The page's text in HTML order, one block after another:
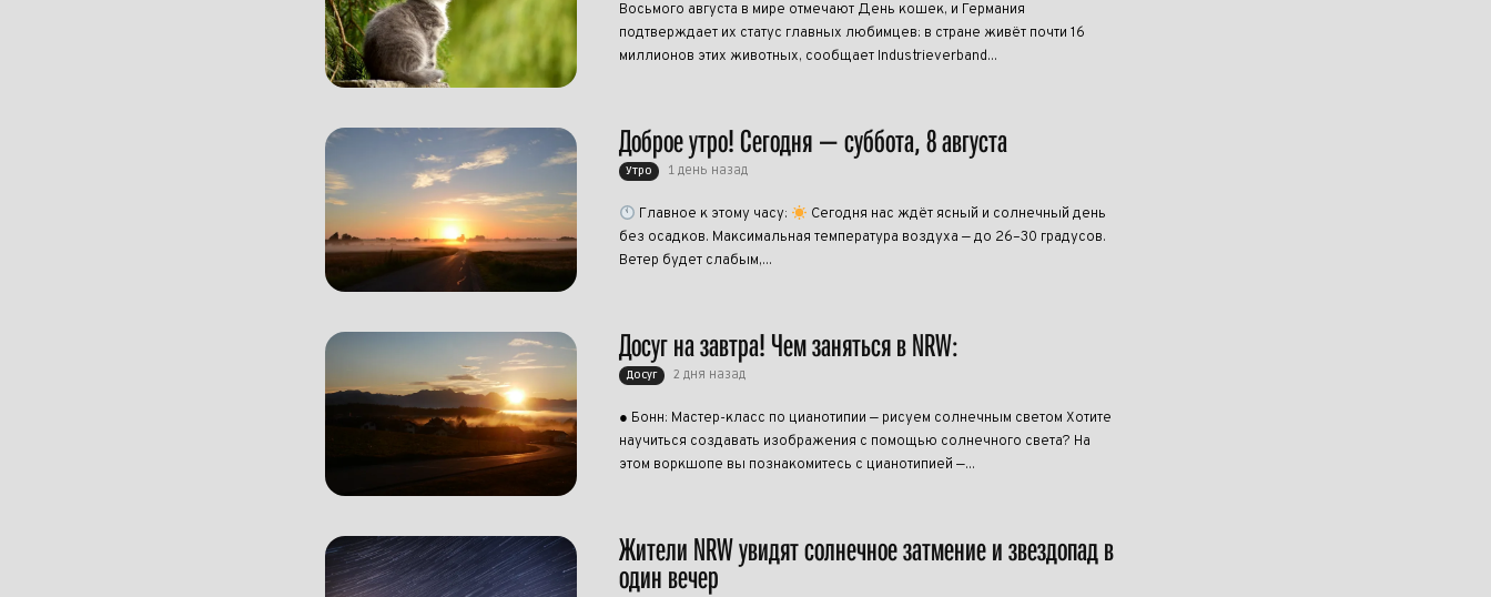
Восьмого августа в мире отмечают День кошек, и Германия
подтверждает их статус главных любимцев: в стране живёт почти 16
миллионов этих животных, сообщает Industrieverband...
Доброе утро! Сегодня — суббота, 8 августа
Утро 1 день назад
Главное к этому часу:
Сегодня нас ждёт ясный и солнечный день
без осадков. Максимальная температура воздуха — до 26–30 градусов.
Ветер будет слабым,...
Досуг на завтра! Чем заняться в NRW:
Досуг 2 дня назад
● Бонн: Мастер-класс по цианотипии — рисуем солнечным светом Хотите
научиться создавать изображения с помощью солнечного света? На
этом воркшопе вы познакомитесь с цианотипией —...
Жители NRW увидят солнечное затмение и звездопад в
один вечер